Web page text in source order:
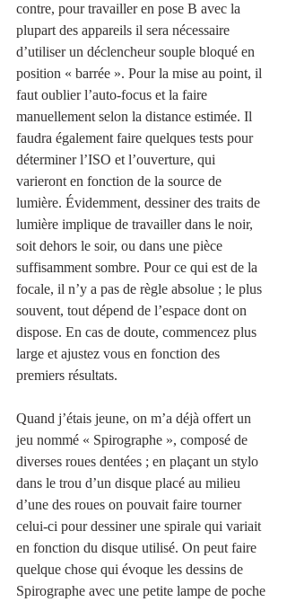
contre, pour travailler en pose B avec la
plupart des appareils il sera nécessaire
d’utiliser un déclencheur souple bloqué en
position « barrée ». Pour la mise au point, il
faut oublier l’auto-focus et la faire
manuellement selon la distance estimée. Il
faudra également faire quelques tests pour
déterminer l’ISO et l’ouverture, qui
varieront en fonction de la source de
lumière. Évidemment, dessiner des traits de
lumière implique de travailler dans le noir,
soit dehors le soir, ou dans une pièce
suffisamment sombre. Pour ce qui est de la
focale, il n’y a pas de règle absolue ; le plus
souvent, tout dépend de l’espace dont on
dispose. En cas de doute, commencez plus
large et ajustez vous en fonction des
premiers résultats.
Quand j’étais jeune, on m’a déjà offert un
jeu nommé « Spirographe », composé de
diverses roues dentées ; en plaçant un stylo
dans le trou d’un disque placé au milieu
d’une des roues on pouvait faire tourner
celui-ci pour dessiner une spirale qui variait
en fonction du disque utilisé. On peut faire
quelque chose qui évoque les dessins de
Spirographe avec une petite lampe de poche